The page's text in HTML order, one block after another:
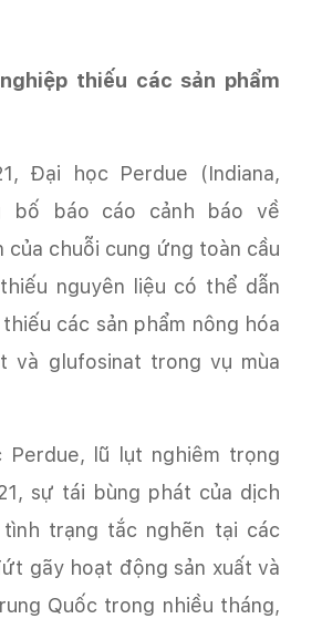
thiếu các sản phẩm
Đại học Perdue (Indiana,
bố báo cáo cảnh báo về
của chuỗi cung ứng toàn cầu
nguyên liệu có thể dẫn
các sản phẩm nông hóa
và glufosinat trong vụ mùa
lũ lụt nghiêm trọng
sự tái bùng phát của dịch
tình trạng tắc nghẽn tại các
gãy hoạt động sản xuất và
Quốc trong nhiều tháng,